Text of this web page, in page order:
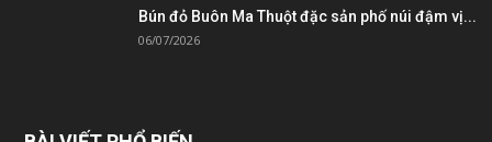
Bún đỏ Buôn Ma Thuột đặc sản phố núi đậm vị...
06/07/2026